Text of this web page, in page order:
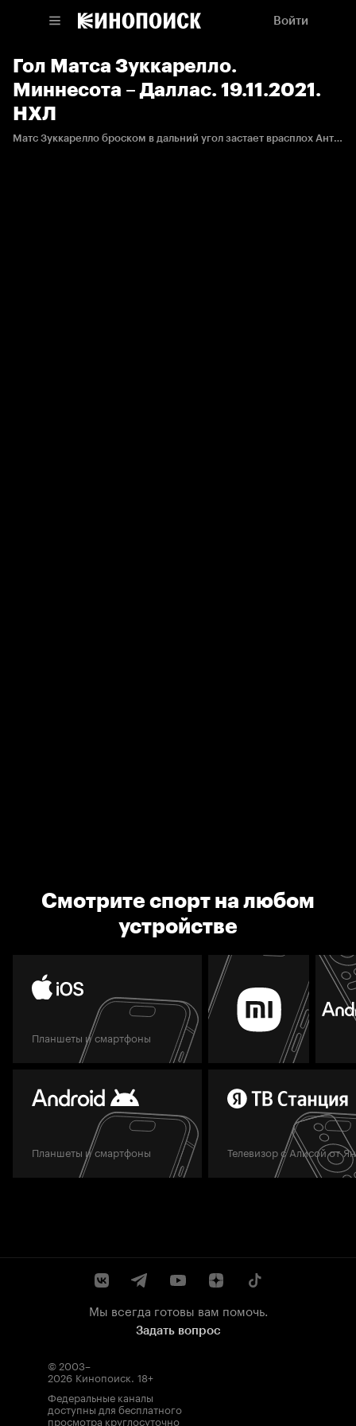
Войти
Гол Матса Зуккарелло.
Миннесота – Даллас. 19.11.2021.
НХЛ
Матс Зуккарелло броском в дальний угол застает врасплох Антона Худобина
Смотрите спорт на любом
устройстве
Планшеты и смартфоны
Планшеты и смартфоны Телевизор с Алисой от
Мы всегда готовы вам помочь.
Задать вопрос
© 2003–
2026 Кинопоиск. 18+
Федеральные каналы
доступны для бесплатного
просмотра круглосуточно